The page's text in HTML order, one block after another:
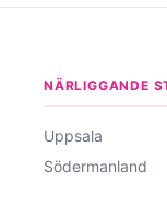
NÄRLIGGANDE
Uppsala
Södermanland